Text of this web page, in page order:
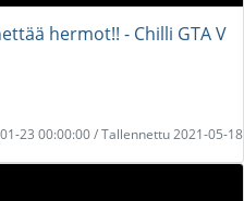
hermot!! - Chilli GTA V
23 00:00:00 / Tallennettu 2021-05-18